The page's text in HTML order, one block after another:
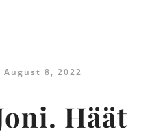
August 8, 2022
Häät